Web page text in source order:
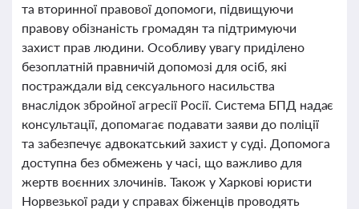
та вторинної правової допомоги, підвищуючи
правову обізнаність громадян та підтримуючи
захист прав людини. Особливу увагу приділено
безоплатній правничій допомозі для осіб, які
постраждали від сексуального насильства
внаслідок збройної агресії Росії. Система БПД надає
консультації, допомагає подавати заяви до поліції
та забезпечує адвокатський захист у суді. Допомога
доступна без обмежень у часі, що важливо для
жертв воєнних злочинів. Також у Харкові юристи
Норвезької ради у справах біженців проводять